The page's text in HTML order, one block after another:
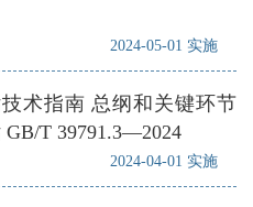
2024-05-01 实施
术指南 总纲和关键环节
T 39791.3—2024
2024-04-01 实施